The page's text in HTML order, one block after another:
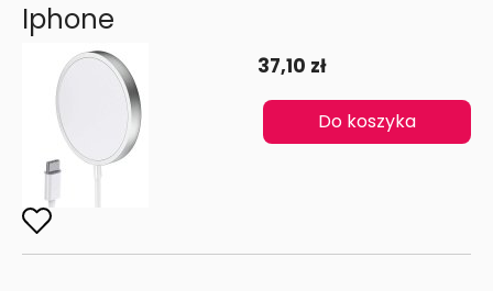
Iphone
37,10 zł
Do koszyka